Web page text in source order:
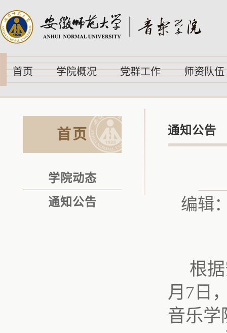
首页 学院概况 党群工作 师资队伍
首页
学院动态
通知公告
通知公告
编辑
根据
月 7 日
音乐学